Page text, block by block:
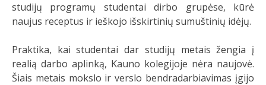
studijų programų studentai dirbo grupėse, kūrė
naujus receptus ir ieškojo išskirtinių sumuštinių idėjų.
Praktika, kai studentai dar studijų metais žengia į
realią darbo aplinką, Kauno kolegijoje nėra naujovė.
Šiais metais mokslo ir verslo bendradarbiavimas įgijo